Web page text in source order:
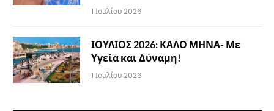
1 Ιουλίου 2026
ΙΟΥΛΙΟΣ 2026: ΚΑΛΟ ΜΗΝΑ- Με
Υγεία και Δύναμη!
1 Ιουλίου 2026